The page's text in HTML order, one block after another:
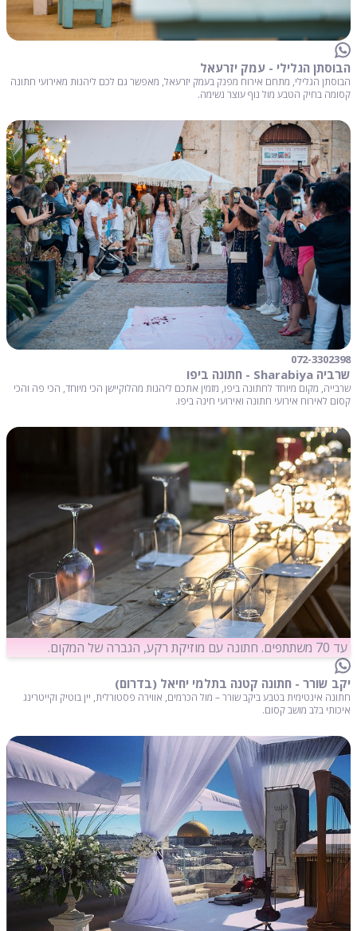
הבוסתן הגלילי - עמק יזרעאל
הבוסתן הגלילי, מתחם אירוח מפנק בעמק יזרעאל, מאפשר גם לכם ליהנות מאירועי חתונה
קסומה בחיק הטבע מול נוף עוצר נשימה.
072-3302398
שרביה Sharabiya - חתונה ביפו
שרבייה, מקום מיוחד לחתונה ביפו, מזמין אתכם ליהנות מהלוקיישן הכי מיוחד, הכי פה והכי
קסום לאירוח אירועי חתונה ואירועי חינה ביפו.
עד 70 משתתפים. חתונה עם מוזיקת רקע, הגברה של המקום.
יקב שורר - חתונה קטנה בתלמי יחיאל (בדרום)
חתונה אינטימית בטבע ביקב שורר – מול הכרמים, אווירה פסטורלית, יין בוטיק וקייטרינג
איכותי בלב מושב קסום.